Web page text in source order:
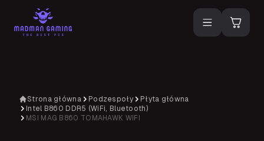
Strona główna Podzespoły
Płyta główna
Intel B860 DDR5 (WiFi, Bluetooth)
MSI MAG B860 TOMAHAWK WIFI